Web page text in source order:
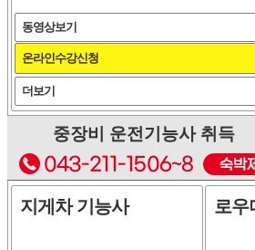
더보기
온라인수강신청
동영상보기
중장비 운전기능사 취득
지게차 기능사 로우